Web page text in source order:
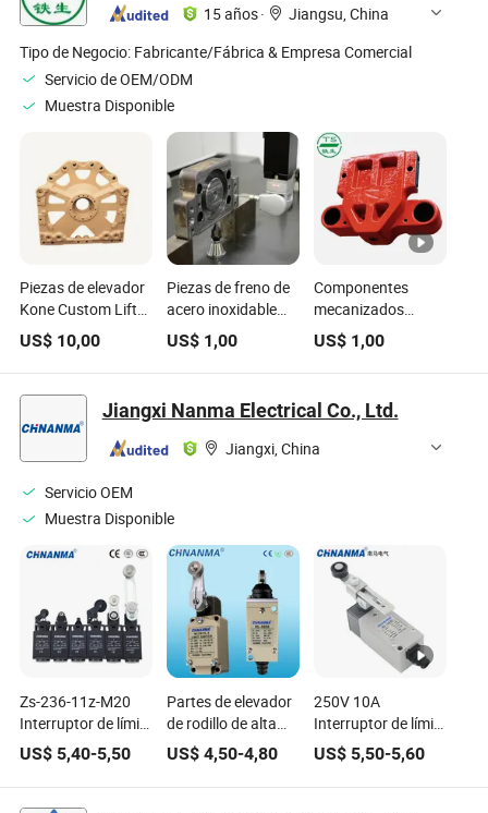
15 años·
Jiangsu, China
Tipo de Negocio: Fabricante/Fábrica & Empresa Comercial
Servicio de OEM/ODM
Muestra Disponible
Piezas de elevador
Kone Custom Lift
para Mx06 Mx10
Mx18 Mx20
fundición OEM de
elevador 4
procesamiento
fundición de metal
polea de elevador
US$ 10,00
Piezas de freno de
acero inoxidable
personalizadas
mecanizadas por
CNC OEM para
maquinaria para
sistemas de
elevadores /
US$ 1,00
Componentes
mecanizados
personalizados
prototipo de freno
de acero inoxidable
mecanizado y
torneado CNC para
US$ 1,00
Jiangxi Nanma Electrical Co., Ltd.
Jiangxi, China
Servicio OEM
Muestra Disponible
Zs-236-11z-M20
Interruptor de límite
en plástico para
puerta de elevador
de sobrevelocidad,
US$ 5,40-5,50
Partes de elevador
de rodillo de alta
calidad con sello
superior,
interruptor de límite
US$ 4,50-4,80
250V 10A
Interruptor de límite
de partes de
elevador con
palanca rotativa
US$ 5,50-5,60